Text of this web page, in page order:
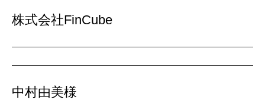
株式会社FinCube
中村由美様